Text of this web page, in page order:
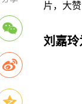
片，大
刘嘉